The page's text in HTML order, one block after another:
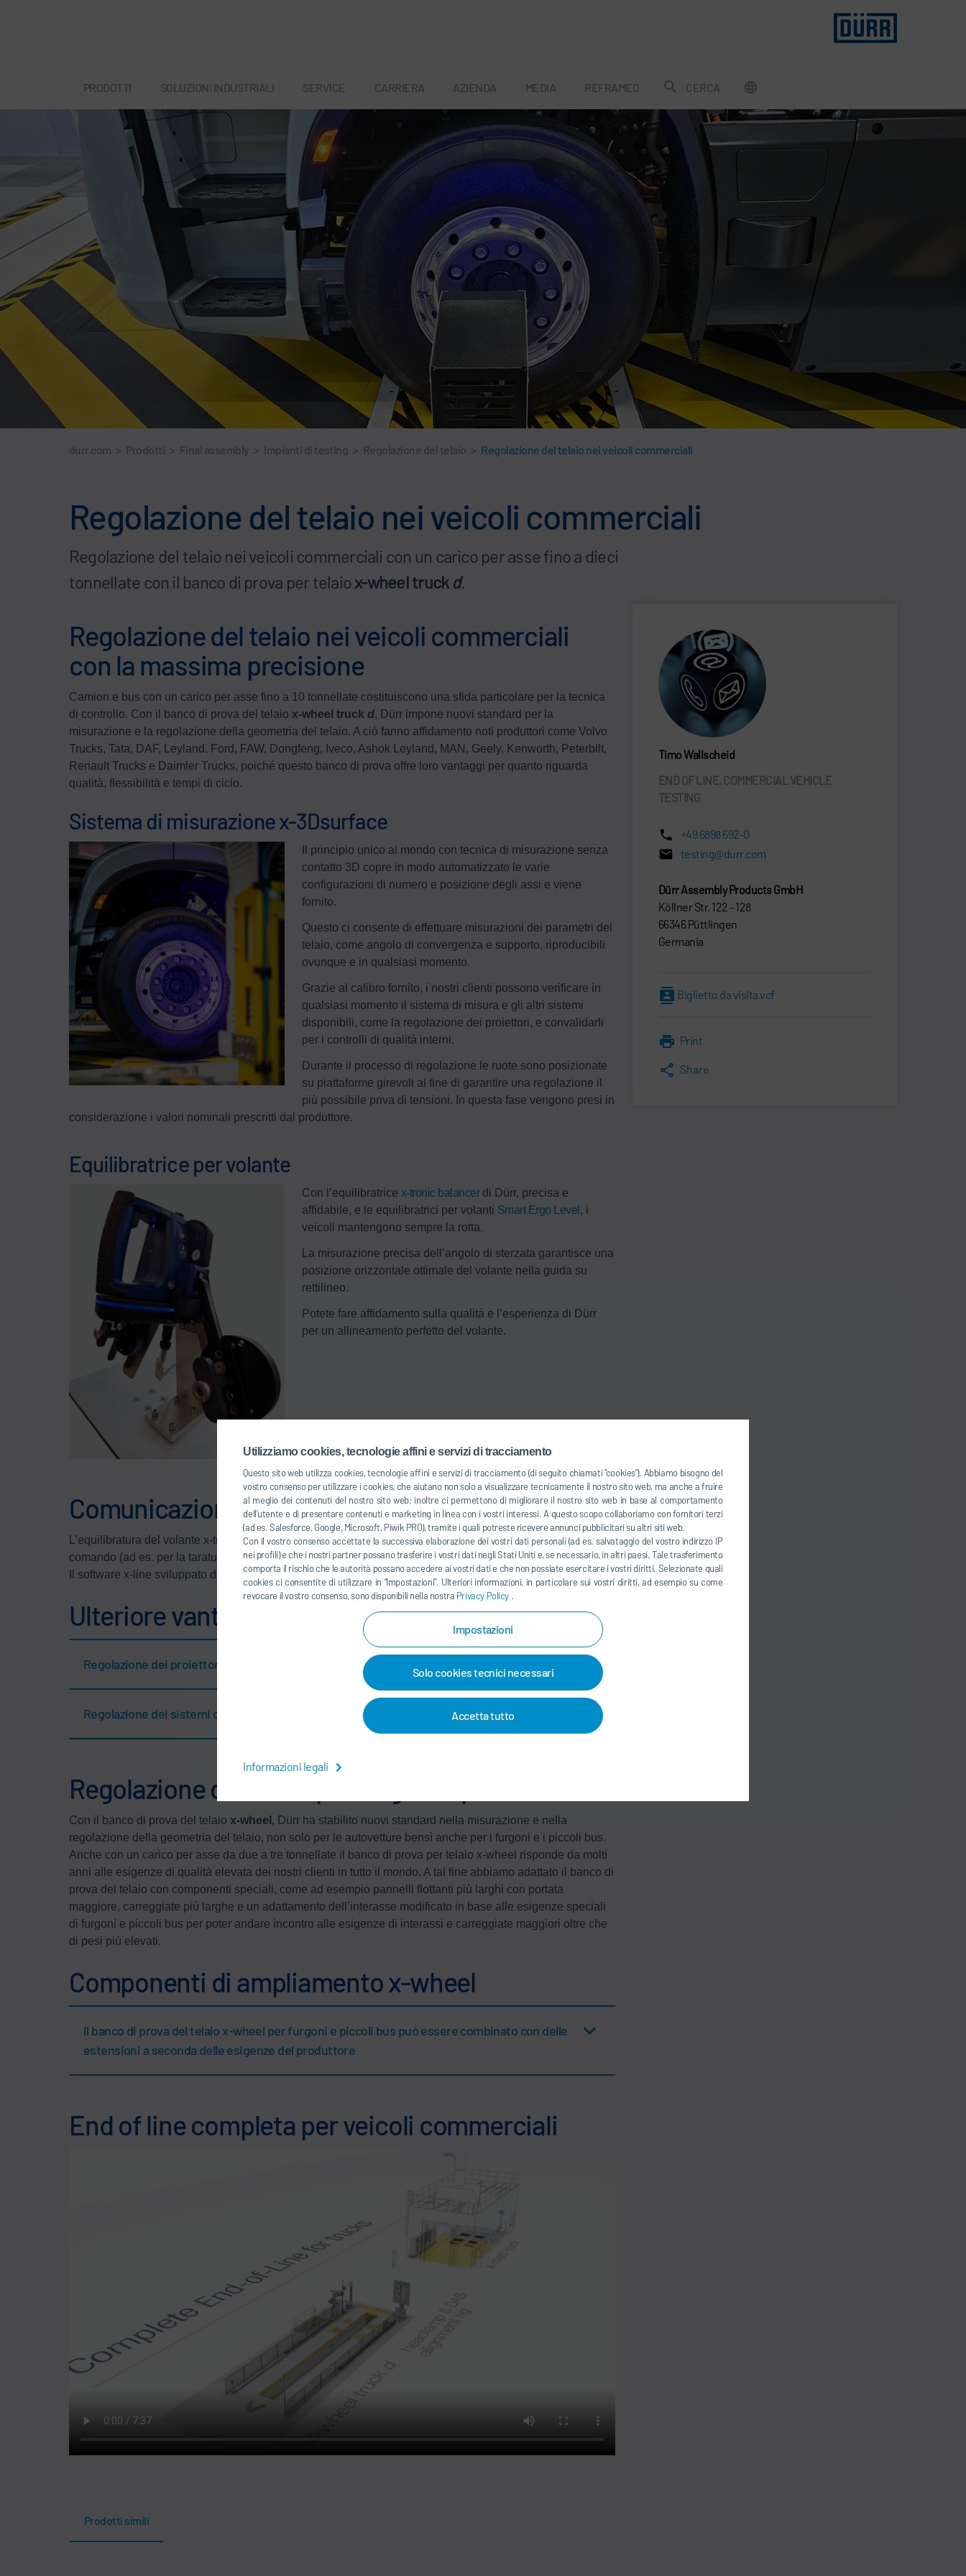
Utilizziamo cookies, tecnologie affini e servizi di tracciamento
Questo sito web utilizza cookies, tecnologie affini e servizi di tracciamento (di seguito chiamati “cookies”). Abbiamo bisogno del
vostro consenso per utilizzare i cookies, che aiutano non solo a visualizzare tecnicamente il nostro sito web, ma anche a fruire
al meglio dei contenuti del nostro sito web; inoltre ci permettono di migliorare il nostro sito web in base al comportamento
dell’utente e di presentare contenuti e marketing in linea con i vostri interessi. A questo scopo collaboriamo con fornitori terzi
(ad es. Salesforce, Google, Microsoft, Piwik PRO), tramite i quali potreste ricevere annunci pubblicitari su altri siti web.
Con il vostro consenso accettate la successiva elaborazione dei vostri dati personali (ad es. salvataggio del vostro indirizzo IP
nei profili) e che i nostri partner possano trasferire i vostri dati negli Stati Uniti e, se necessario, in altri paesi. Tale trasferimento
comporta il rischio che le autorità possano accedere ai vostri dati e che non possiate esercitare i vostri diritti. Selezionate quali
cookies ci consentite di utilizzare in “Impostazioni”. Ulteriori informazioni, in particolare sui vostri diritti, ad esempio su come
revocare il vostro consenso, sono disponibili nella nostra Privacy Policy .
Impostazioni
Solo cookies tecnici necessari
Accetta tutto
Informazioni legali
PRODOTTI SOLUZIONI INDUSTRIALI SERVICE CARRIERA AZIENDA MEDIA REFRAMED CERCA
durr.com > Prodotti > Final assembly > Impianti di testing > Regolazione del telaio > Regolazione del telaio nei veicoli commerciali
Regolazione del telaio nei veicoli commerciali
Regolazione del telaio nei veicoli commerciali con un carico per asse fino a dieci
tonnellate con il banco di prova per telaiox-wheel truck d.
Regolazione del telaio nei veicoli commerciali
con la massima precisione
Camion e bus con un carico per asse fino a 10 tonnellate costituiscono una sfida particolare per la tecnica
di controllo. Con il banco di prova del telaio x-wheel truck d, Dürr impone nuovi standard per la
misurazione e la regolazione della geometria del telaio. A ciò fanno affidamento noti produttori come Volvo
Trucks, Tata, DAF, Leyland, Ford, FAW, Dongfeng, Iveco, Ashok Leyland, MAN, Geely, Kenworth, Peterbilt,
Renault Trucks e Daimler Trucks, poiché questo banco di prova offre loro vantaggi per quanto riguarda
qualità, flessibilità e tempi di ciclo.
Sistema di misurazione x-3Dsurface
Il principio unico al mondo con tecnica di misurazione senza
contatto 3D copre in modo automatizzato le varie
configurazioni di numero e posizione degli assi e viene
fornito.
Questo ci consente di effettuare misurazioni dei parametri del
telaio, come angolo di convergenza e supporto, riproducibili
ovunque e in qualsiasi momento.
Grazie al calibro fornito, i nostri clienti possono verificare in
qualsiasi momento il sistema di misura e gli altri sistemi
disponibili, come la regolazione dei proiettori, e convalidarli
per i controlli di qualità interni.
Durante il processo di regolazione le ruote sono posizionate
su piattaforme girevoli al fine di garantire una regolazione il
più possibile priva di tensioni. In questa fase vengono presi in
considerazione i valori nominali prescritti dal produttore.
Equilibratrice per volante
Con l’equilibratrice x-tronic balancerdi Dürr, precisa e
affidabile, e le equilibratrici per volanti Smart Ergo Level , i
veicoli mantengono sempre la rotta.
La misurazione precisa dell’angolo di sterzata garantisce una
posizione orizzontale ottimale del volante nella guida su
rettilineo.
Potete fare affidamento sulla qualità e l’esperienza di Dürr
per un allineamento perfetto del volante.
Comunicazione ECU
L’equilibratura del volante x-tronic balancer fornisce la comunicazione necessaria con gli apparecchi di
comando (ad es. per la taratura dei sensori angolo di sterzata).
Il software x-line sviluppato da Dürr garantisce l’automatizzazione e la visualizzazione della regolazione.
Ulteriore vantaggio
Regolazione dei proiettori
Regolazione dei sistemi di assistenza al guidatore
Regolazione del telaio per furgoni e piccoli bus
Con il banco di prova del telaio x-wheel , Dürr ha stabilito nuovi standard nella misurazione e nella
regolazione della geometria del telaio, non solo per le autovetture bensì anche per i furgoni e i piccoli bus.
Anche con un carico per asse da due a tre tonnellate il banco di prova per telaio x-wheel risponde da molti
anni alle esigenze di qualità elevata dei nostri clienti in tutto il mondo. A tal fine abbiamo adattato il banco di
prova del telaio con componenti speciali, come ad esempio pannelli flottanti più larghi con portata
maggiore, carreggiate più larghe e un adattamento dell’interasse modificato in base alle esigenze speciali
di furgoni e piccoli bus per poter andare incontro alle esigenze di interassi e carreggiate maggiori oltre che
di pesi più elevati.
Componenti di ampliamento x-wheel
Il banco di prova del telaio x-wheel per furgoni e piccoli bus può essere combinato con delle
estensioni a seconda delle esigenze del produttore
End of line completa per veicoli commerciali
Timo Wallscheid
END OF LINE, COMMERCIAL VEHICLE
TESTING
+49 6898 692-0
testing@durr.com
Dürr Assembly Products GmbH
Köllner Str. 122 - 128
66346 Püttlingen
Germania
Biglietto da visita.vcf
Print
Share
Prodotti simili